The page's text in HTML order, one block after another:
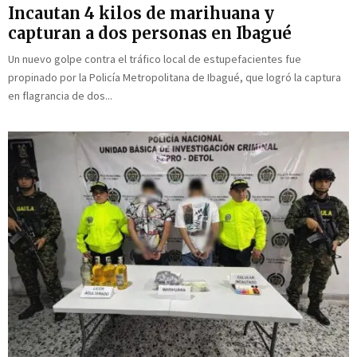
ó
n
d
e
l
S
a
s
e
n
l
a
i
a
I
n
t
e
r
n
a
c
i
o
n
d
s
e
m
a
l
r
t
a
a
Incautan 4 kilos de marihuana y
capturan a dos personas en Ibagué
Un nuevo golpe contra el tráfico local de estupefacientes fue
propinado por la Policía Metropolitana de Ibagué, que logró la captura
en flagrancia de dos...